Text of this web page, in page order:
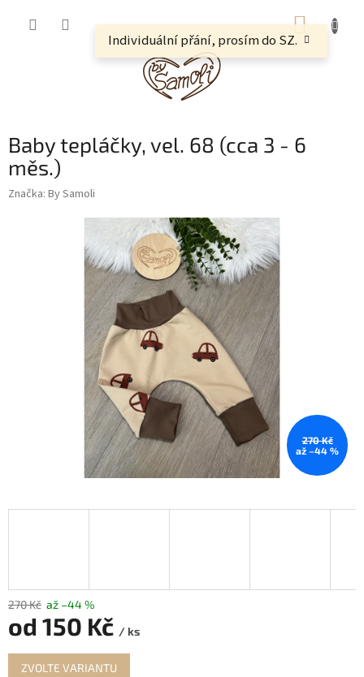
Individuální přání, prosím do SZ.
Baby tepláčky, vel. 68 (cca 3 - 6
měs.)
Značka: By Samoli
270 Kč
až –44 %
270 Kč až –44 %
od 150 Kč / ks
Měrná
cena:
ZVOLTE VARIANTU